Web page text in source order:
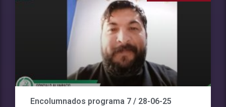
Encolumnados programa 7 / 28-06-25